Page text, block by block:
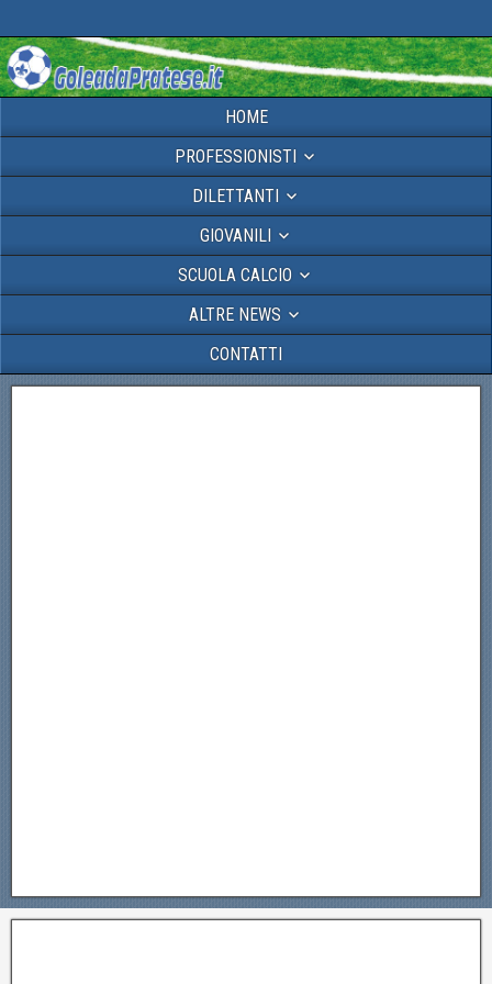
HOME
PROFESSIONISTI
DILETTANTI
GIOVANILI
SCUOLA CALCIO
ALTRE NEWS
CONTATTI